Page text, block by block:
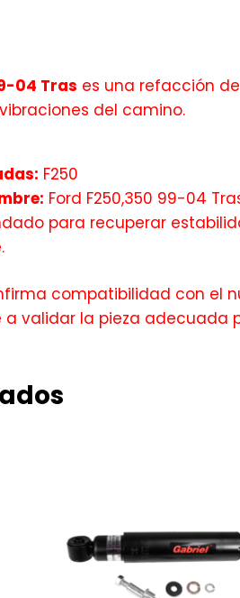
04 Tras es una refacción
del camino.
F250
Ford F250,350 99-04
para recuperar
compatibilidad con el
validar la pieza adecuada